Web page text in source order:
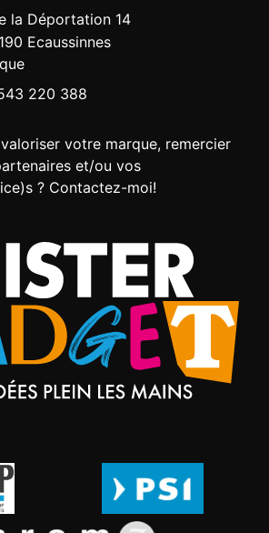
la Déportation 14
Ecaussinnes
220 388
votre marque, remercier
et/ou vos
? Contactez-moi!